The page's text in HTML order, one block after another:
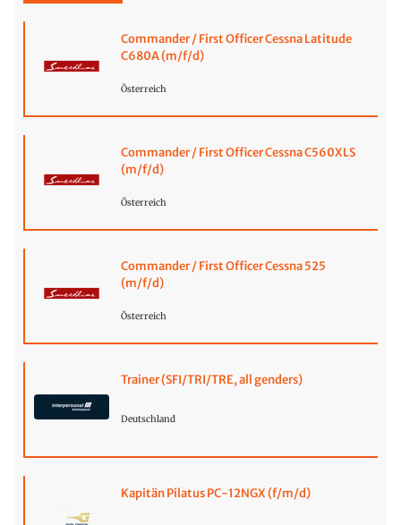
Commander / First Officer Cessna Latitude
C680A (m/f/d)
Österreich
Commander / First Officer Cessna C560XLS
(m/f/d)
Österreich
Commander / First Officer Cessna 525
(m/f/d)
Österreich
Trainer (SFI/TRI/TRE, all genders)
Deutschland
Kapitän Pilatus PC-12NGX (f/m/d)